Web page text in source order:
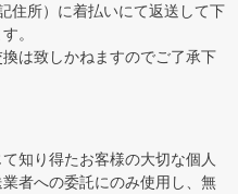
住所）に着払いにて返送して下
。
は致しかねますのでご了承下
知り得たお客様の大切な個人
者への委託にのみ使用し、無